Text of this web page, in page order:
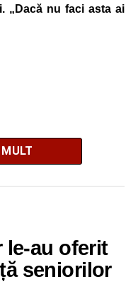
„Dacă nu faci asta ai
să lucreze cu Elon
xAI.
le-au oferit
seniorilor